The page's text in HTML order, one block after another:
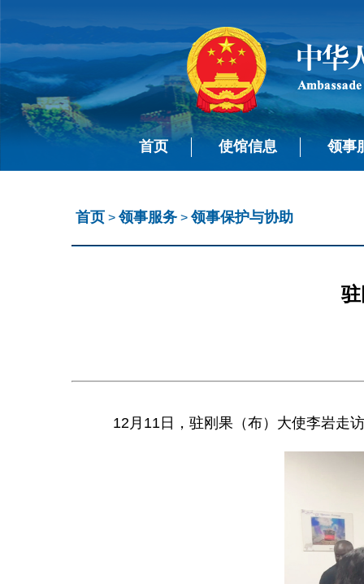
首页 使馆信息 领事
首页 >领事服务 >领事保护与协助
12月11日，驻刚果（布）大使李岩走